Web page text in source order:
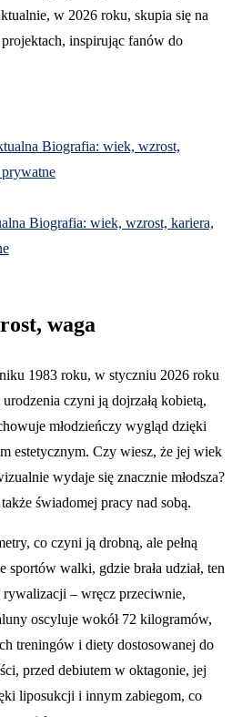
w 2026 roku, skupia się na
inspirując fanów do
Biografia: wiek, wzrost,
Biografia: wiek, wzrost, kariera,
waga
1983 roku, w styczniu 2026 roku
czyni ją dojrzałą kobietą,
młodzieńczy wygląd dzięki
estetycznym. Czy wiesz, że jej wiek
wydaje się znacznie młodsza?
świadomej pracy nad sobą.
co czyni ją drobną, ale pełną
sportów walki, gdzie brała udział, ten
rywalizacji – wręcz przeciwnie,
oscyluje wokół 72 kilogramów,
treningów i diety dostosowanej do
przed debiutem w oktagonie, jej
liposukcji i innym zabiegom, co